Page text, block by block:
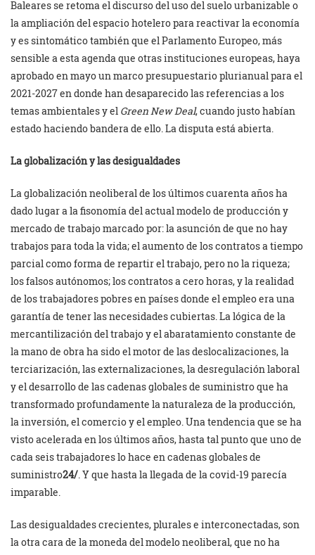
Baleares se retoma el discurso del uso del suelo urbanizable o
la ampliación del espacio hotelero para reactivar la economía
y es sintomático también que el Parlamento Europeo, más
sensible a esta agenda que otras instituciones europeas, haya
aprobado en mayo un marco presupuestario plurianual para el
2021-2027 en donde han desaparecido las referencias a los
temas ambientales y el Green New Deal, cuando justo habían
estado haciendo bandera de ello. La disputa está abierta.
La globalización y las desigualdades
La globalización neoliberal de los últimos cuarenta años ha
dado lugar a la fisonomía del actual modelo de producción y
mercado de trabajo marcado por: la asunción de que no hay
trabajos para toda la vida; el aumento de los contratos a tiempo
parcial como forma de repartir el trabajo, pero no la riqueza;
los falsos autónomos; los contratos a cero horas, y la realidad
de los trabajadores pobres en países donde el empleo era una
garantía de tener las necesidades cubiertas. La lógica de la
mercantilización del trabajo y el abaratamiento constante de
la mano de obra ha sido el motor de las deslocalizaciones, la
terciarización, las externalizaciones, la desregulación laboral
y el desarrollo de las cadenas globales de suministro que ha
transformado profundamente la naturaleza de la producción,
la inversión, el comercio y el empleo. Una tendencia que se ha
visto acelerada en los últimos años, hasta tal punto que uno de
cada seis trabajadores lo hace en cadenas globales de
suministro24/ . Y que hasta la llegada de la covid-19 parecía
imparable.
Las desigualdades crecientes, plurales e interconectadas, son
la otra cara de la moneda del modelo neoliberal, que no ha